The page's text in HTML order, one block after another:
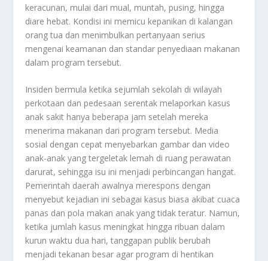
keracunan, mulai dari mual, muntah, pusing, hingga
diare hebat. Kondisi ini memicu kepanikan di kalangan
orang tua dan menimbulkan pertanyaan serius
mengenai keamanan dan standar penyediaan makanan
dalam program tersebut.
Insiden bermula ketika sejumlah sekolah di wilayah
perkotaan dan pedesaan serentak melaporkan kasus
anak sakit hanya beberapa jam setelah mereka
menerima makanan dari program tersebut. Media
sosial dengan cepat menyebarkan gambar dan video
anak-anak yang tergeletak lemah di ruang perawatan
darurat, sehingga isu ini menjadi perbincangan hangat.
Pemerintah daerah awalnya merespons dengan
menyebut kejadian ini sebagai kasus biasa akibat cuaca
panas dan pola makan anak yang tidak teratur. Namun,
ketika jumlah kasus meningkat hingga ribuan dalam
kurun waktu dua hari, tanggapan publik berubah
menjadi tekanan besar agar program di hentikan